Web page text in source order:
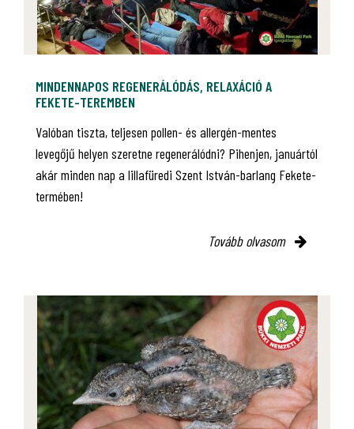
MINDENNAPOS REGENERÁLÓDÁS, RELAXÁCIÓ A
FEKETE-TEREMBEN
Valóban tiszta, teljesen pollen- és allergén-mentes
levegőjű helyen szeretne regenerálódni? Pihenjen, januártól
akár minden nap a lillafüredi Szent István-barlang Fekete-
termében!
Tovább olvasom